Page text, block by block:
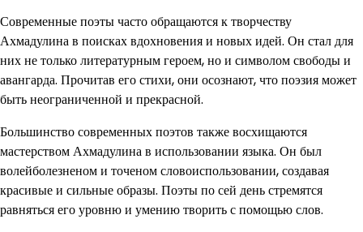
Современные поэты часто обращаются к творчеству
Ахмадулина в поисках вдохновения и новых идей. Он стал для
них не только литературным героем, но и символом свободы и
авангарда. Прочитав его стихи, они осознают, что поэзия может
быть неограниченной и прекрасной.
Большинство современных поэтов также восхищаются
мастерством Ахмадулина в использовании языка. Он был
волейболезненом и точеном словоиспользовании, создавая
красивые и сильные образы. Поэты по сей день стремятся
равняться его уровню и умению творить с помощью слов.